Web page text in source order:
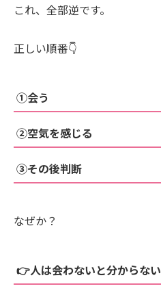
これ、全部逆です。
正しい順番👇
①会う
②空気を感じる
③その後判断
なぜか？
👉人は会わないと分からない